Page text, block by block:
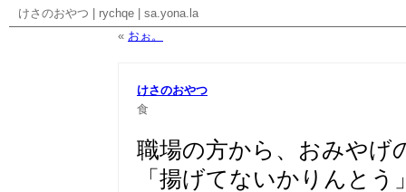
けさのおやつ rychqe
sa.yona.la
« おぉ。
けさのおやつ
食
職場の方から、おみやげ
「揚げてないかりんと